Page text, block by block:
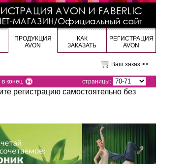
ПРОДУКЦИЯ
AVON
КАК
ЗАКАЗАТЬ
РЕГИСТРАЦИЯ
AVON
Ваш заказ >>
в конец страницы:
регистрацию самостоятельно без